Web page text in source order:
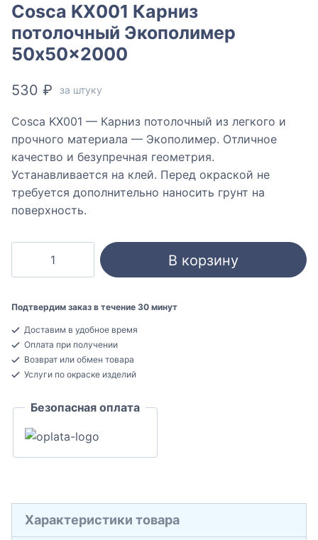
Cosca KX001 Карниз
потолочный Экополимер
50x50x2000
530 ₽ за штуку
Cosca KX001 — Карниз потолочный из легкого и
прочного материала — Экополимер. Отличное
качество и безупречная геометрия.
Устанавливается на клей. Перед окраской не
требуется дополнительно наносить грунт на
поверхность.
KX001
потолочный
Экополимер
50x50x2000
В корзину
Подтвердим заказ в течение 30 минут
Доставим в удобное время
Оплата при получении
Возврат или обмен товара
Услуги по окраске изделий
Безопасная оплата
Характеристики товара